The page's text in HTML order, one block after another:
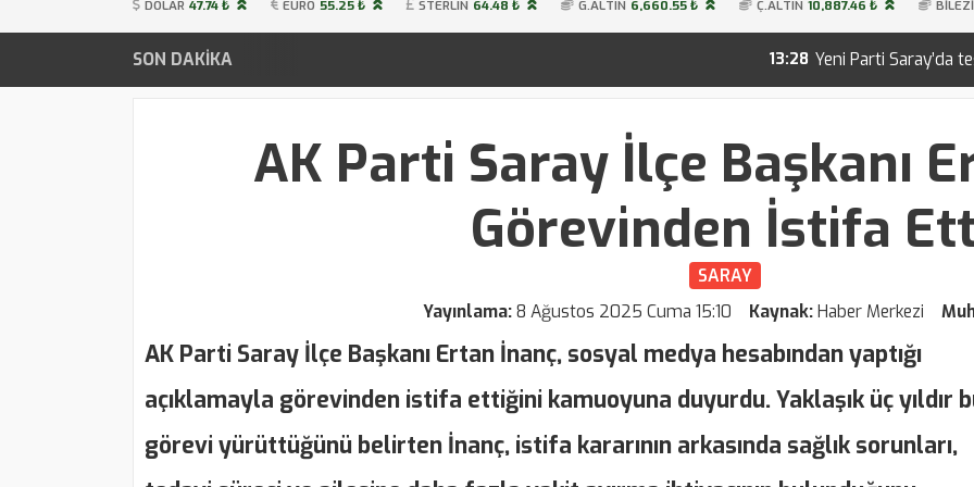
DOLAR 47.74 ₺ EURO 55.25 ₺ STERLIN 64.48 ₺ G.ALTIN 6,660.55 ₺ Ç.ALTIN 10,887.46 ₺
SON DAKİKA Yeni Parti Saray’da teşkilatını kurdu! İşte
AK Parti Saray İlçe Başkanı
Görevinden İstifa
SARAY
Yayınlama:8 Ağustos 2025 Cuma 15:10 Kaynak:Haber Merkezi
AK Parti Saray İlçe Başkanı Ertan İnanç, sosyal medya hesabından yaptığı
açıklamayla görevinden istifa ettiğini kamuoyuna duyurdu. Yaklaşık üç yıldır
görevi yürüttüğünü belirten İnanç, istifa kararının arkasında sağlık sorunları,